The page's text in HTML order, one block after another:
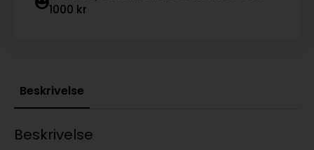
1000 kr
Beskrivelse
Beskrivelse